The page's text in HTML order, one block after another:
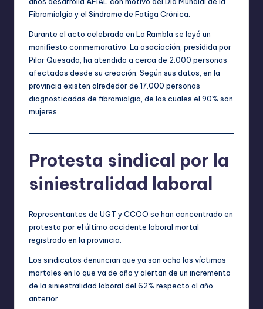
Fibromialgia y el Síndrome de Fatiga Crónica.
Durante el acto celebrado en La Rambla se leyó un
manifiesto conmemorativo. La asociación, presidida por
Pilar Quesada, ha atendido a cerca de 2.000 personas
afectadas desde su creación. Según sus datos, en la
provincia existen alrededor de 17.000 personas
diagnosticadas de fibromialgia, de las cuales el 90% son
mujeres.
Protesta sindical por la
siniestralidad laboral
Representantes de UGT y CCOO se han concentrado en
protesta por el último accidente laboral mortal
registrado en la provincia.
Los sindicatos denuncian que ya son ocho las víctimas
mortales en lo que va de año y alertan de un incremento
de la siniestralidad laboral del 62% respecto al año
anterior.